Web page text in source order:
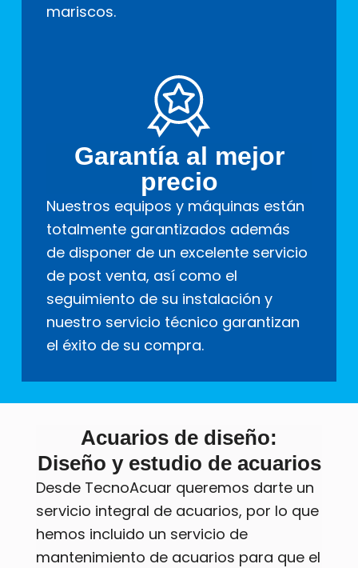
mariscos.
Garantía al mejor
precio
Nuestros equipos y máquinas están
totalmente garantizados además
de disponer de un excelente servicio
de post venta, así como el
seguimiento de su instalación y
nuestro servicio técnico garantizan
el éxito de su compra.
Acuarios de diseño:
Diseño y estudio de acuarios
Desde TecnoAcuar queremos darte un
servicio integral de acuarios, por lo que
hemos incluido un servicio de
mantenimiento de acuarios para que el